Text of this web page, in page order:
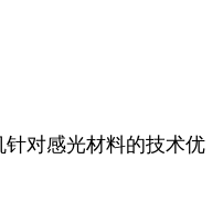
对感光材料的技术优